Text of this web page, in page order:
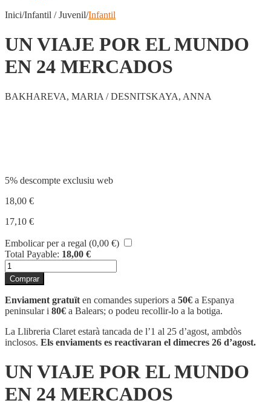
Inici/Infantil / Juvenil/Infantil
UN VIAJE POR EL MUNDO
EN 24 MERCADOS
BAKHAREVA, MARIA / DESNITSKAYA, ANNA
5% descompte exclusiu web
18,00 €
17,10 €
Embolicar per a regal (0,00 €)
Total Payable: 18,00 €
quantitat
de
UN
VIAJE
POR
EL
MUNDO
EN
Comprar
Enviament gratuït en comandes superiors a 50€ a Espanya
peninsular i 80€ a Balears; o podeu recollir-lo a la botiga.
La Llibreria Claret estarà tancada de l’1 al 25 d’agost, ambdòs
inclosos. Els enviaments es reactivaran el dimecres 26 d’agost.
UN VIAJE POR EL MUNDO
EN 24 MERCADOS